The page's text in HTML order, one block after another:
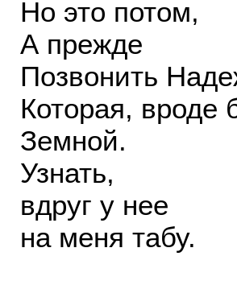
Но это потом,
А прежде
Позвонить
Которая, вроде
Земной.
Узнать,
вдруг у нее
на меня табу.